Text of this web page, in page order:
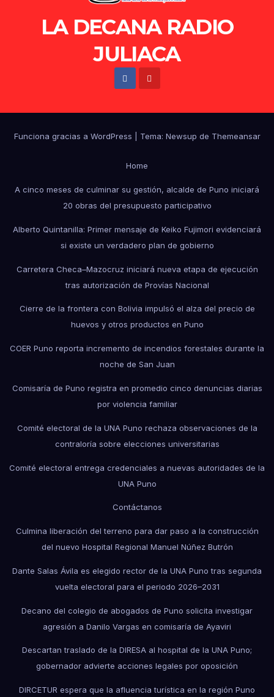
LA DECANA RADIO
JULIACA
Funciona gracias a WordPress Tema: Newsup de Themeansar
Home
A cinco meses de culminar su gestión, alcalde de Puno iniciará
20 obras del presupuesto participativo
Alberto Quintanilla: Primer mensaje de Keiko Fujimori evidenciará
si existe un verdadero plan de gobierno
Carretera Checa–Mazocruz iniciará nueva etapa de ejecución
tras autorización de Provías Nacional
Cierre de la frontera con Bolivia impulsó el alza del precio de
huevos y otros productos en Puno
COER Puno reporta incremento de incendios forestales durante la
noche de San Juan
Comisaría de Puno registra en promedio cinco denuncias diarias
por violencia familiar
Comité electoral de la UNA Puno rechaza observaciones de la
contraloría sobre elecciones universitarias
Comité electoral entrega credenciales a nuevas autoridades de la
UNA Puno
Contáctanos
Culmina liberación del terreno para dar paso a la construcción
del nuevo Hospital Regional Manuel Núñez Butrón
Dante Salas Ávila es elegido rector de la UNA Puno tras segunda
vuelta electoral para el periodo 2026–2031
Decano del colegio de abogados de Puno solicita investigar
agresión a Danilo Vargas en comisaría de Ayaviri
Descartan traslado de la DIRESA al hospital de la UNA Puno;
gobernador advierte acciones legales por oposición
DIRCETUR espera que la afluencia turística en la región Puno